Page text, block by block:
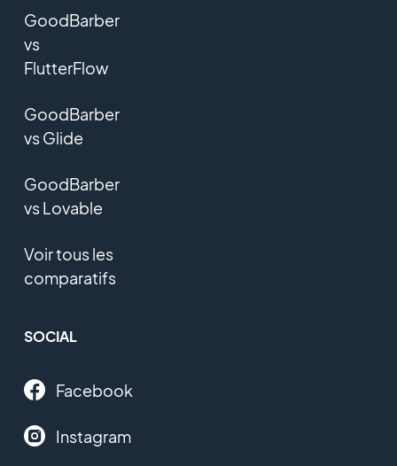
GoodBarber
vs
FlutterFlow
GoodBarber
vs Glide
GoodBarber
vs Lovable
Voir tous les
comparatifs
SOCIAL
Facebook
Instagram